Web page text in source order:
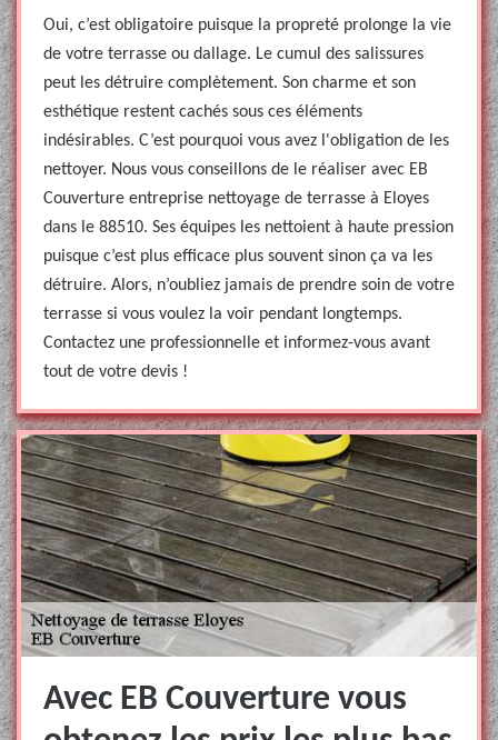
Oui, c’est obligatoire puisque la propreté prolonge la vie
de votre terrasse ou dallage. Le cumul des salissures
peut les détruire complètement. Son charme et son
esthétique restent cachés sous ces éléments
indésirables. C’est pourquoi vous avez l'obligation de les
nettoyer. Nous vous conseillons de le réaliser avec EB
Couverture entreprise nettoyage de terrasse à Eloyes
dans le 88510. Ses équipes les nettoient à haute pression
puisque c’est plus efficace plus souvent sinon ça va les
détruire. Alors, n’oubliez jamais de prendre soin de votre
terrasse si vous voulez la voir pendant longtemps.
Contactez une professionnelle et informez-vous avant
tout de votre devis !
Avec EB Couverture vous